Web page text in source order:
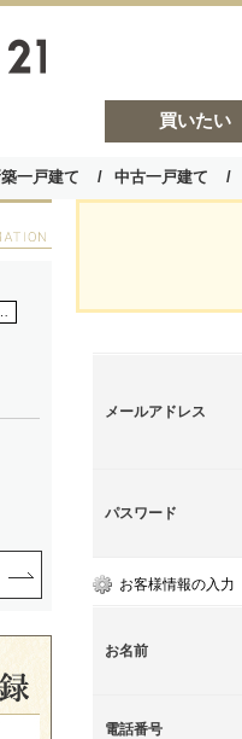
買いたい
一戸建て 中古一戸建て
メールアドレス
パスワード
お客様情報の入力
お名前
電話番号